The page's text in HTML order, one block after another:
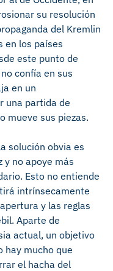
su resolución
del Kremlin
en los países
este punto de
confía en sus
en un
una partida de
mueve sus piezas.
solución obvia es
y no apoye más
Esto no entiende
intrínsecamente
y las reglas
Aparte de
actual, un objetivo
hay mucho que
el hacha del